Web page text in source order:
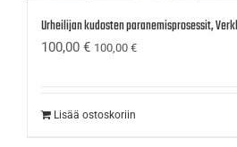
Urheilijan kudosten paranemisprosessit,
100,00 € 100,00 €
Lisää ostoskoriin